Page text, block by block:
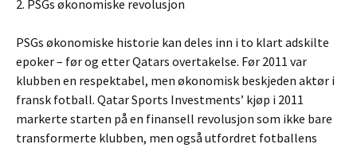
2. PSGs økonomiske revolusjon
PSGs økonomiske historie kan deles inn i to klart adskilte
epoker – før og etter Qatars overtakelse. Før 2011 var
klubben en respektabel, men økonomisk beskjeden aktør i
fransk fotball. Qatar Sports Investments’ kjøp i 2011
markerte starten på en finansell revolusjon som ikke bare
transformerte klubben, men også utfordret fotballens